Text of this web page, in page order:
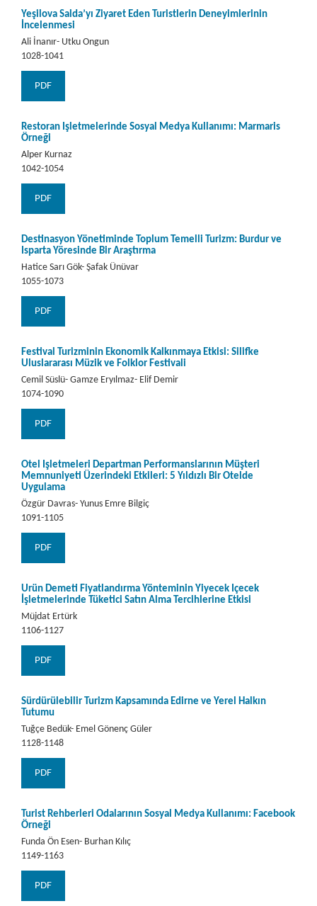
Yeşilova Salda’yı Ziyaret Eden Turistlerin Deneyimlerinin
İncelenmesi
Ali İnanır- Utku Ongun
1028-1041
PDF
Restoran İşletmelerinde Sosyal Medya Kullanımı: Marmaris
Örneği
Alper Kurnaz
1042-1054
PDF
Destinasyon Yönetiminde Toplum Temelli Turizm: Burdur ve
Isparta Yöresinde Bir Araştırma
Hatice Sarı Gök- Şafak Ünüvar
1055-1073
PDF
Festival Turizminin Ekonomik Kalkınmaya Etkisi: Silifke
Uluslararası Müzik ve Folklor Festivali
Cemil Süslü- Gamze Eryılmaz- Elif Demir
1074-1090
PDF
Otel İşletmeleri Departman Performanslarının Müşteri
Memnuniyeti Üzerindeki Etkileri: 5 Yıldızlı Bir Otelde
Uygulama
Özgür Davras- Yunus Emre Bilgiç
1091-1105
PDF
Ürün Demeti Fiyatlandırma Yönteminin Yiyecek İçecek
İşletmelerinde Tüketici Satın Alma Tercihlerine Etkisi
Müjdat Ertürk
1106-1127
PDF
Sürdürülebilir Turizm Kapsamında Edirne ve Yerel Halkın
Tutumu
Tuğçe Bedük- Emel Gönenç Güler
1128-1148
PDF
Turist Rehberleri Odalarının Sosyal Medya Kullanımı: Facebook
Örneği
Funda Ön Esen- Burhan Kılıç
1149-1163
PDF